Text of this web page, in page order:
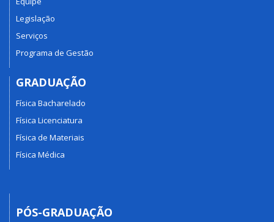
Legislação
Serviços
Programa de Gestão
GRADUAÇÃO
Física Bacharelado
Física Licenciatura
Física de Materiais
Física Médica
PÓS-GRADUAÇÃO